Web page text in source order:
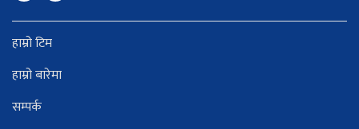
हाम्रो टिम
हाम्रो बारेमा
सम्पर्क